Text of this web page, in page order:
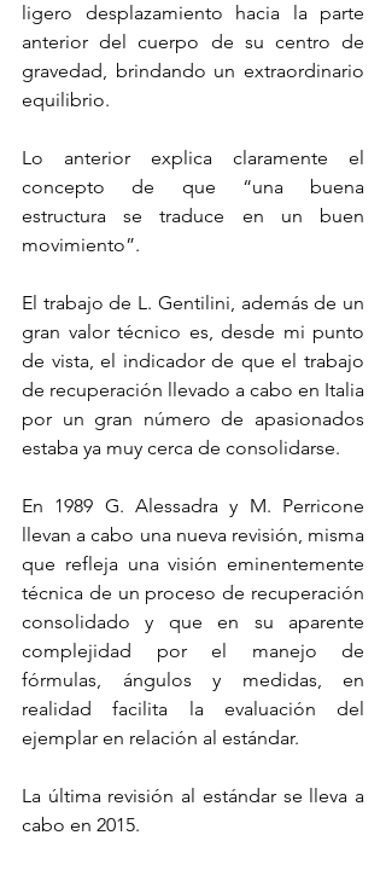
ligero desplazamiento hacia la parte
anterior del cuerpo de su centro de
gravedad, brindando un extraordinario
equilibrio.
Lo anterior explica claramente el
concepto de que “una buena
estructura se traduce en un buen
movimiento”.
El trabajo de L. Gentilini, además de un
gran valor técnico es, desde mi punto
de vista, el indicador de que el trabajo
de recuperación llevado a cabo en Italia
por un gran número de apasionados
estaba ya muy cerca de consolidarse.
En 1989 G. Alessadra y M. Perricone
llevan a cabo una nueva revisión, misma
que refleja una visión eminentemente
técnica de un proceso de recuperación
consolidado y que en su aparente
complejidad por el manejo de
fórmulas, ángulos y medidas, en
realidad facilita la evaluación del
ejemplar en relación al estándar.
La última revisión al estándar se lleva a
cabo en 2015.